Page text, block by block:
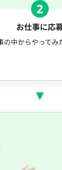
2
お仕事に応
の中からやってみ